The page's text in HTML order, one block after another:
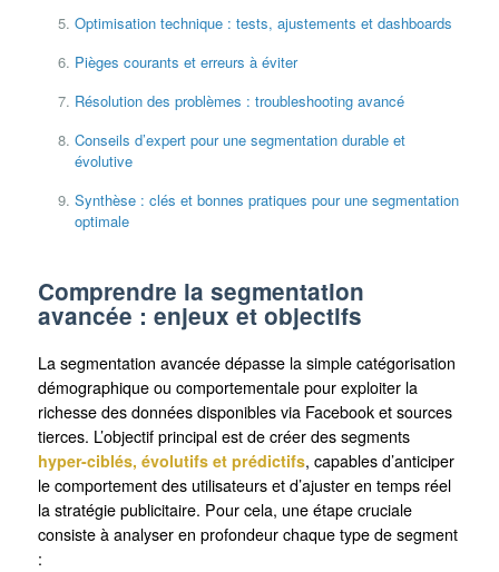
Optimisation technique : tests, ajustements et dashboards
Pièges courants et erreurs à éviter
Résolution des problèmes : troubleshooting avancé
Conseils d’expert pour une segmentation durable et
évolutive
Synthèse : clés et bonnes pratiques pour une segmentation
optimale
Comprendre la segmentation
avancée : enjeux et objectifs
La segmentation avancée dépasse la simple catégorisation
démographique ou comportementale pour exploiter la
richesse des données disponibles via Facebook et sources
tierces. L’objectif principal est de créer des segments
hyper-ciblés, évolutifs et prédictifs, capables d’anticiper
le comportement des utilisateurs et d’ajuster en temps réel
la stratégie publicitaire. Pour cela, une étape cruciale
consiste à analyser en profondeur chaque type de segment
: